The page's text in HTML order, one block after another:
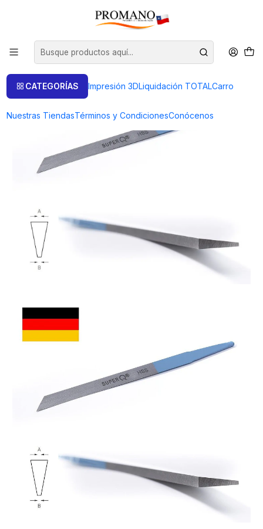
CATEGORÍAS Impresión 3DLiquidación TOTALCarro
Nuestras TiendasTérminos y CondicionesConócenos
Art. de Engaste Buril BURIL FLAT/PLANO Num. 16